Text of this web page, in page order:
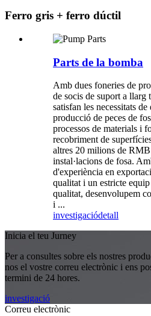
Ferro gris + ferro dúctil
Parts de la bomba
Amb dues foneries de
de socis de suport a llarg
satisfan les necessitats
producció de peces de
processos de materials i
recobriment de
altres 20 milions de
instal·lacions de fosa.
d'experiència en
qualitat i un estricte
qualitat, desenvolupem
i ...
investigaciódetall
Inicia el teu Jurney
Per a consultes sobre els nostres
nos el vostre correu electrònic i ens
termini de 24 hores.
investigació
Correu electrònic